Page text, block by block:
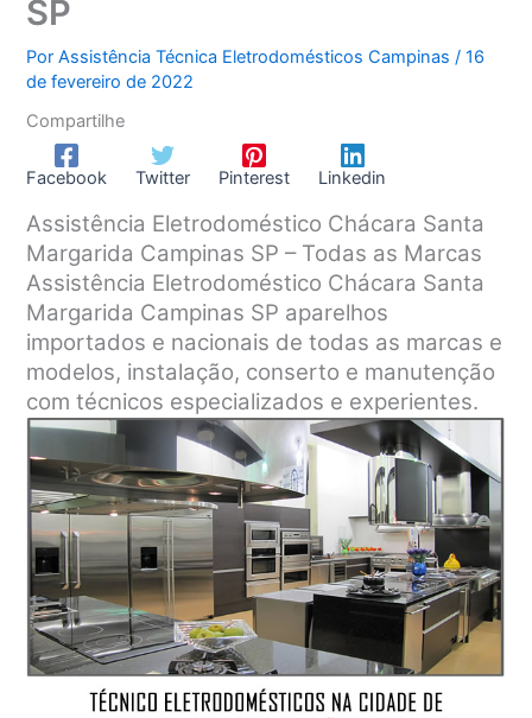
SP
PorAssistência Técnica Eletrodomésticos Campinas/16
de fevereiro de 2022
Compartilhe
Facebook Twitter Pinterest Linkedin
Assistência Eletrodoméstico Chácara Santa
Margarida Campinas SP – Todas as Marcas
Assistência Eletrodoméstico Chácara Santa
Margarida Campinas SP aparelhos
importados e nacionais de todas as marcas e
modelos, instalação, conserto e manutenção
com técnicos especializados e experientes.